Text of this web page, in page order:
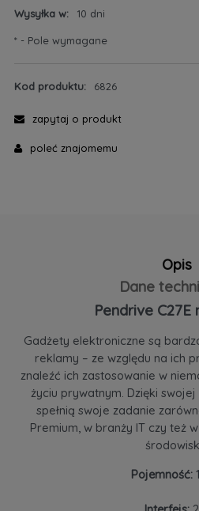
Wysyłka w: 10 dni
* - Pole wymagane
Kod produktu: 6826
zapytaj o produkt
poleć znajomemu
Opis
Dane
Pendrive C27E
Gadżety elektroniczne są
reklamy – ze względu na ich
znaleźć ich zastosowanie w
życiu prywatnym. Dzięki
spełnią swoje zadanie
Premium, w branży IT czy też
Pojemność: